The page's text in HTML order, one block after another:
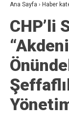
Ana Sayfa › Haber
CHP’li